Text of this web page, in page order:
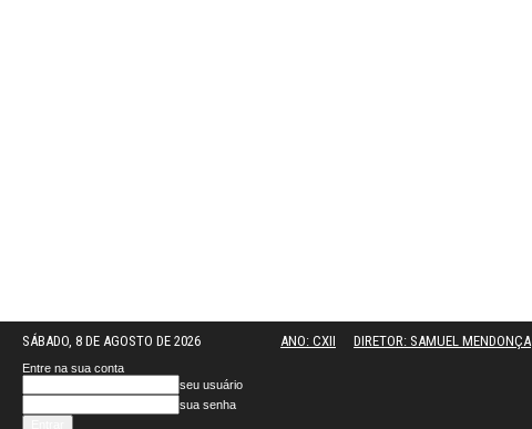
SÁBADO, 8 DE AGOSTO DE 2026 ANO: CXII DIRETOR: SAMUEL MENDONÇA
Entre na sua conta
seu usuário
sua senha